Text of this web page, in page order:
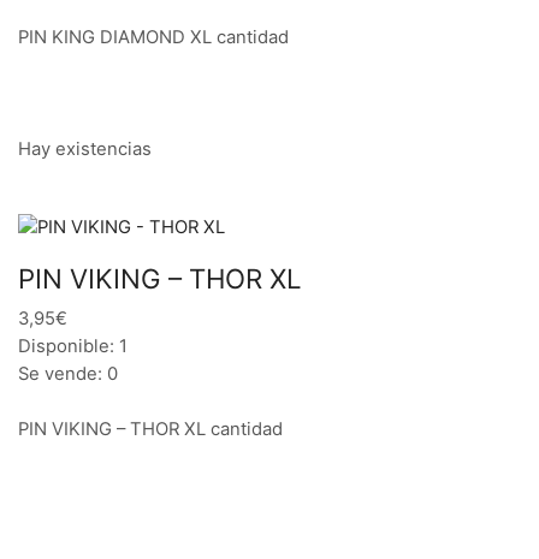
PIN KING DIAMOND XL cantidad
Hay existencias
PIN VIKING – THOR XL
3,95€
Disponible: 1
Se vende: 0
PIN VIKING – THOR XL cantidad